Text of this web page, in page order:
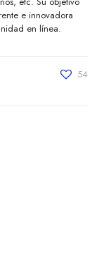
e innovadora
en línea.
54